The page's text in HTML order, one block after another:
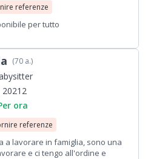
referenze
per tutto
(70 a.)
ora
referenze
a lavorare in famiglia, sono una
e ci tengo all'ordine e